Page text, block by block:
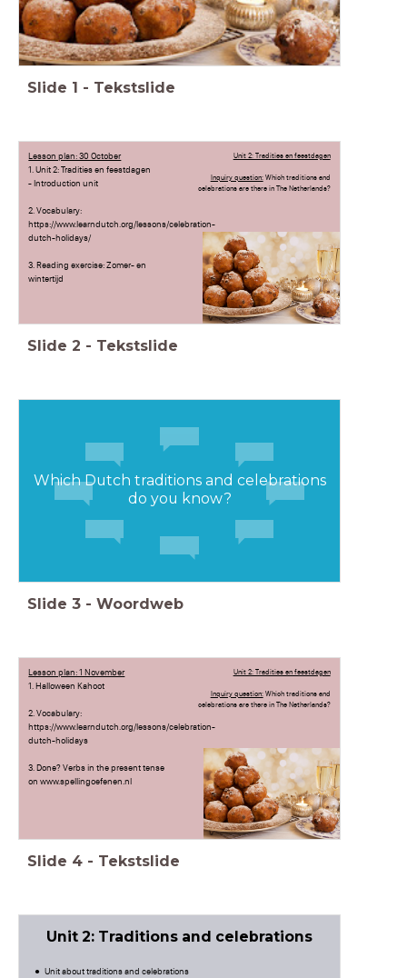
Slide 1 - Tekstslide
Lesson plan: 30 October
1. Unit 2: Tradities en feestdagen
- Introduction unit
2. Vocabulary:
https://www.learndutch.org/lessons/celebration-
dutch-holidays/
3. Reading exercise: Zomer- en
wintertijd
Unit 2: Tradities en feestdagen
Inquiry question:Which traditions and
celebrations are there in The Netherlands?
Slide 2 - Tekstslide
Which Dutch traditions and celebrations
do you know?
Slide 3 - Woordweb
Lesson plan: 1 November
1. Halloween Kahoot
2. Vocabulary:
https://www.learndutch.org/lessons/celebration-
dutch-holidays
3. Done? Verbs in the present tense
on www.spellingoefenen.nl
Unit 2: Tradities en feestdagen
Inquiry question:Which traditions and
celebrations are there in The Netherlands?
Slide 4 - Tekstslide
Unit 2: Traditions and celebrations
Unit about traditions and celebrations